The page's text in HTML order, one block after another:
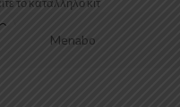
το κατάλληλο κιτ
Menabo